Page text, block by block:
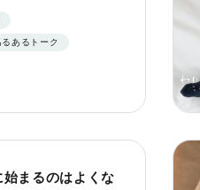
あるトーク
まるのはよくな